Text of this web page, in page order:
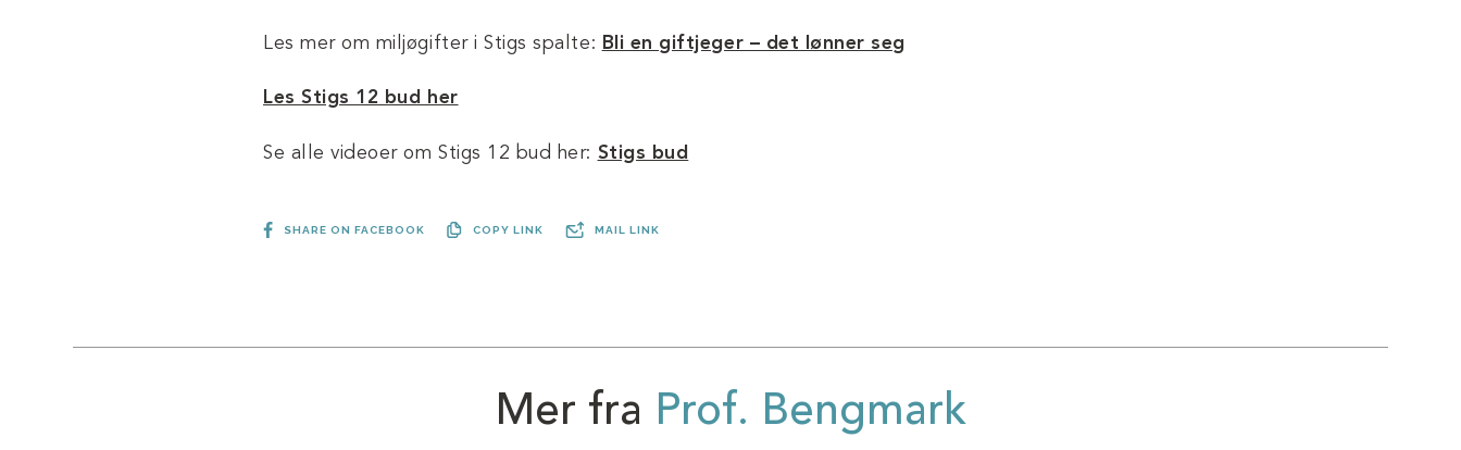
Les mer om miljøgifter i Stigs spalte: Bli en giftjeger – det lønner seg
Les Stigs 12 bud her
Se alle videoer om Stigs 12 bud her: Stigs bud
SHARE ON FACEBOOK COPY LINK MAIL LINK
Mer fra Prof. Bengmark